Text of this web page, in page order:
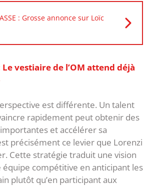
: Grosse annonce sur Loïc
vestiaire de l’OM attend déjà
est différente. Un talent
rapidement peut obtenir des
et accélérer sa
précisément ce levier que Lorenzi
‎Cette stratégie traduit une vision
équipe compétitive en anticipant les
plutôt qu’en participant aux